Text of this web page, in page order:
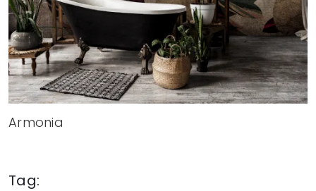
Armonia
Tag: